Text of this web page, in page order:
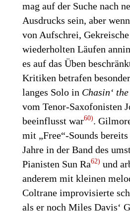
mag auf der Suche nach
Ausdrucks sein, aber
von Aufschrei,
wiederholten Läufen
es auf das Üben
Kritiken betrafen
langes Solo in Chasin‘
vom Tenor-Saxofonisten
beeinflusst war60).
mit „Free“-Sounds
Jahre in der Band des
Pianisten Sun Ra62) und
anderem mit kleinen
Coltrane improvisierte
als er noch Miles Davis‘